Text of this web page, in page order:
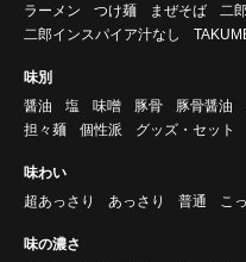
ラーメン
つけ麺 まぜそば
二
二郎インスパイア汁なし
味別
醤油
塩 味噌 豚骨 豚骨醤油
担々麺
個性派 グッズ・セット
味わい
超あっさり
あっさり 普通 こ
味の濃さ